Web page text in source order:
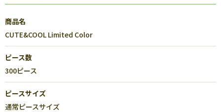
商品名
CUTE&COOL Limited Color
ピース数
300ピース
ピースサイズ
通常ピースサイズ